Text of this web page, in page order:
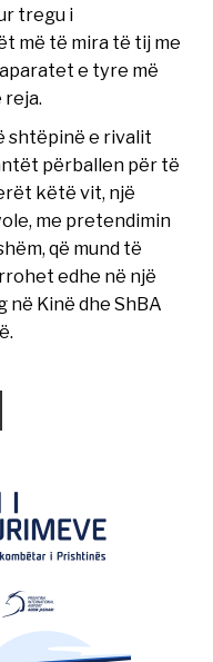
tregu i
më të mira të tij me
e tyre më
reja.
shtëpinë e rivalit
përballen për të
këtë vit, një
me pretendimin
që mund të
edhe në një
Kinë dhe ShBA